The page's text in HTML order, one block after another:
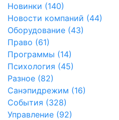
Новинки (140)
Новости компаний (44)
Оборудование (43)
Право (61)
Программы (14)
Психология (45)
Разное (82)
Санэпидрежим (16)
События (328)
Управление (92)